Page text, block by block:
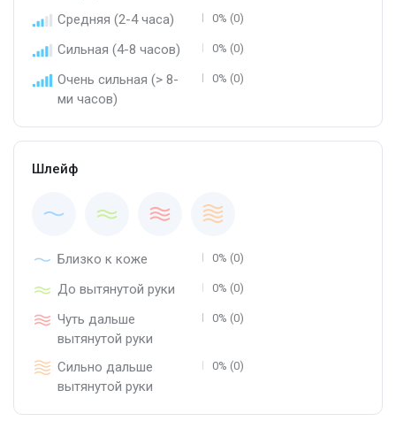
Средняя (2-4 часа) 0% (0)
Сильная (4-8 часов) 0% (0)
Очень сильная (> 8-
ми часов)
0% (0)
Шлейф
Близко к коже 0% (0)
До вытянутой руки 0% (0)
Чуть дальше
вытянутой руки
0% (0)
Сильно дальше
вытянутой руки
0% (0)